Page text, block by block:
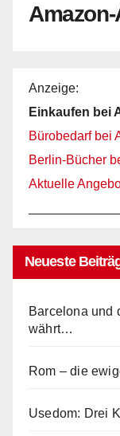
Anzeige:
Einkaufen bei
Bürobedarf bei
Berlin-Bücher
Aktuelle
Neueste
Barcelona und
währt…
Rom – die
Usedom: Drei